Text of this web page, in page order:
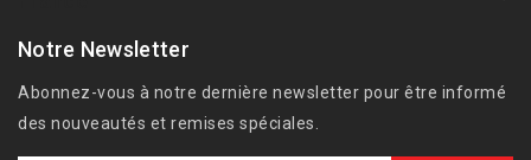
Notre Newsletter
Abonnez-vous à notre dernière newsletter pour être informé
des nouveautés et remises spéciales.